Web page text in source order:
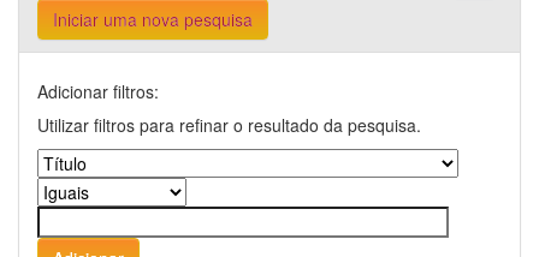
Iniciar uma nova pesquisa
Adicionar filtros:
Utilizar filtros para refinar o resultado da pesquisa.